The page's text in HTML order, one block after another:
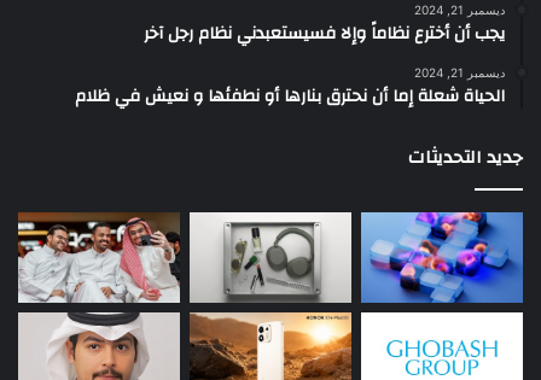
ديسمبر 21, 2024
يجب أن أخترع نظاماً وإلا فسيستعبدني نظام رجل آخر
ديسمبر 21, 2024
الحياة شعلة إما أن نحترق بنارها أو نطفئها و نعيش في ظلام
جديد التحديثات